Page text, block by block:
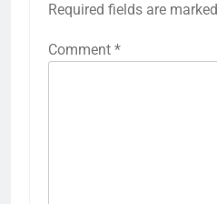
Required fields are marked
Comment *